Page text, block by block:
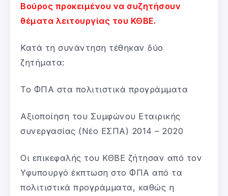
Βούρος προκειμένου να συζητήσουν
θέματα λειτουργίας του ΚΘΒΕ.
Κατά τη συνάντηση τέθηκαν δύο
ζητήματα:
Το ΦΠΑ στα πολιτιστικά προγράμματα
Αξιοποίηση του Συμφώνου Εταιρικής
συνεργασίας (Νέο ΕΣΠΑ) 2014 – 2020
Οι επικεφαλής του ΚΘΒΕ ζήτησαν από τον
Υφυπουργό έκπτωση στο ΦΠΑ από τα
πολιτιστικά προγράμματα, καθώς η